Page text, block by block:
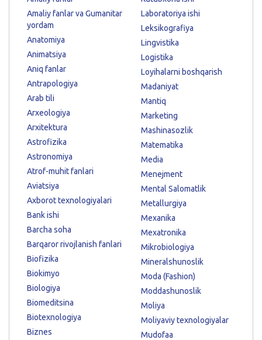
Amaliy fanlar va Gumanitar
yordam
Anatomiya
Animatsiya
Aniq fanlar
Antrapologiya
Arab tili
Arxeologiya
Arxitektura
Astrofizika
Astronomiya
Atrof-muhit fanlari
Aviatsiya
Axborot texnologiyalari
Bank ishi
Barcha soha
Barqaror rivojlanish fanlari
Biofizika
Biokimyo
Biologiya
Biomeditsina
Biotexnologiya
Biznes
Laboratoriya ishi
Leksikografiya
Lingvistika
Logistika
Loyihalarni boshqarish
Madaniyat
Mantiq
Marketing
Mashinasozlik
Matematika
Media
Menejment
Mental Salomatlik
Metallurgiya
Mexanika
Mexatronika
Mikrobiologiya
Mineralshunoslik
Moda (Fashion)
Moddashunoslik
Moliya
Moliyaviy texnologiyalar
Mudofaa